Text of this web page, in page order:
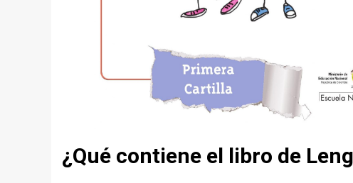
¿Qué contiene el libro de